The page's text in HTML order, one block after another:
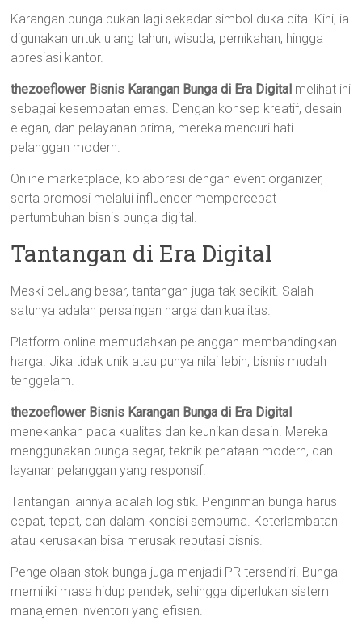
Karangan bunga bukan lagi sekadar simbol duka cita. Kini, ia
digunakan untuk ulang tahun, wisuda, pernikahan, hingga
apresiasi kantor.
thezoeflower Bisnis Karangan Bunga di Era Digital melihat ini
sebagai kesempatan emas. Dengan konsep kreatif, desain
elegan, dan pelayanan prima, mereka mencuri hati
pelanggan modern.
Online marketplace, kolaborasi dengan event organizer,
serta promosi melalui influencer mempercepat
pertumbuhan bisnis bunga digital.
Tantangan di Era Digital
Meski peluang besar, tantangan juga tak sedikit. Salah
satunya adalah persaingan harga dan kualitas.
Platform online memudahkan pelanggan membandingkan
harga. Jika tidak unik atau punya nilai lebih, bisnis mudah
tenggelam.
thezoeflower Bisnis Karangan Bunga di Era Digital
menekankan pada kualitas dan keunikan desain. Mereka
menggunakan bunga segar, teknik penataan modern, dan
layanan pelanggan yang responsif.
Tantangan lainnya adalah logistik. Pengiriman bunga harus
cepat, tepat, dan dalam kondisi sempurna. Keterlambatan
atau kerusakan bisa merusak reputasi bisnis.
Pengelolaan stok bunga juga menjadi PR tersendiri. Bunga
memiliki masa hidup pendek, sehingga diperlukan sistem
manajemen inventori yang efisien.